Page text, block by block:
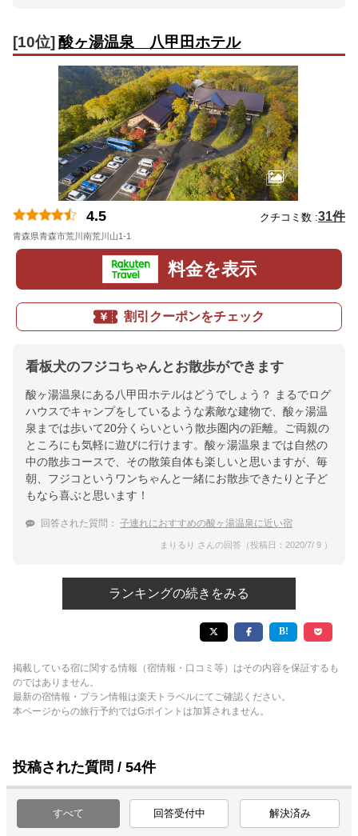
[10位] 酸ヶ湯温泉 八甲田ホテル
4.5 クチコミ数 :31件
青森県青森市荒川南荒川山1-1
料金を表示
割引クーポンをチェック
看板犬のフジコちゃんとお散歩ができます
酸ヶ湯温泉にある八甲田ホテルはどうでしょう？ まるでログ
ハウスでキャンプをしているような素敵な建物で、酸ヶ湯温
泉までは歩いて20分くらいという散歩圏内の距離。ご両親の
ところにも気軽に遊びに行けます。酸ヶ湯温泉までは自然の
中の散歩コースで、その散策自体も楽しいと思いますが、毎
朝、フジコというワンちゃんと一緒にお散歩できたりと子ど
もなら喜ぶと思います！
回答された質問： 子連れにおすすめの酸ヶ湯温泉に近い宿
まりるり さんの回答（投稿日：2020/7/ 9 ）
ランキングの続きをみる
掲載している宿に関する情報（宿情報・口コミ等）はその内容を保証するも
のではありません。
最新の宿情報・プラン情報は楽天トラベルにてご確認ください。
本ページからの旅行予約ではGポイントは加算されません。
投稿された質問 / 54件
すべて 回答受付中 解決済み